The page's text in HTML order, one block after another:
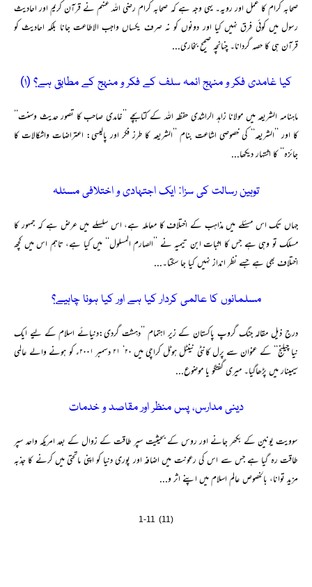
صحابہ کرام کا عمل اور رویہ۔ یہی وجہ ہے کہ صحابہ کرام رضی اللہ عنہم نے قرآن کریم اور احادیث
رسول میں کوئی فرق نہیں کیا اور دونوں کو نہ صرف یکساں واجب الاطاعت جانا بلکہ احادیث کو
قرآن ہی کا حصہ گردانا۔ چنانچہ صحیح بخاری...
کیا غامدی فکر و منہج ائمہ سلف کے فکر و منہج کے مطابق ہے؟ (۱)
ماہنامہ الشریعہ میں مولانا زاہد الراشدی حفظہ اللہ کے کتابچے ’’غامدی صاحب کا تصور حدیث وسنت‘‘
کا اور ’’الشریعہ‘‘ کی خصوصی اشاعت بنام ’’الشریعہ کا طرز فکر اور پالیسی: اعتراضات واشکالات کا
جائزہ‘‘ کا اشتہار دیکھا...
توہین رسالت کی سزا: ایک اجتہادی و اختلافی مسئلہ
جہاں تک اس مسئلے میں مذاہب کے اختلاف کا معاملہ ہے، اس سلسلے میں عرض ہے کہ جمہور کا
مسلک تو وہی ہے جس کا اثبات ابن تیمیہ نے ’’الصارم المسلول‘‘ میں کیا ہے، تاہم اس میں کچھ
اختلاف بھی ہے جسے نظر انداز نہیں کیا جا سکتا۔...
مسلمانوں کا عالمی کردار کیا ہے اور کیا ہونا چاہیے؟
درج ذیل مقالہ جنگ گروپ پاکستان کے زیر اہتمام ’’دہشت گردی:دنیائے اسلام کے لیے ایک
نیا چیلنج‘‘ کے عنوان سے پرل کانٹی نینٹل ہوٹل کراچی میں ۲۰‘ ۲۱ دسمبر ۲۰۰۱ء کو ہونے والے عالمی
سیمینار میں پڑھاگیا۔ میری گفتگو یا موضوع...
دینی مدارس، پس منظر اور مقاصد و خدمات
سوویت یونین کے بکھر جانے اور روس کے بحیثیت سپر طاقت کے زوال کے بعد امریکہ واحد سپر
طاقت رہ گیا ہے جس سے اس کی رعونت میں اضافہ اور پوری دنیا کو اپنی ماتحتی میں کرنے کا جذبہ
مزید توانا، بالخصوص عالم اسلام میں اپنے اثر و...
1-11 (11)